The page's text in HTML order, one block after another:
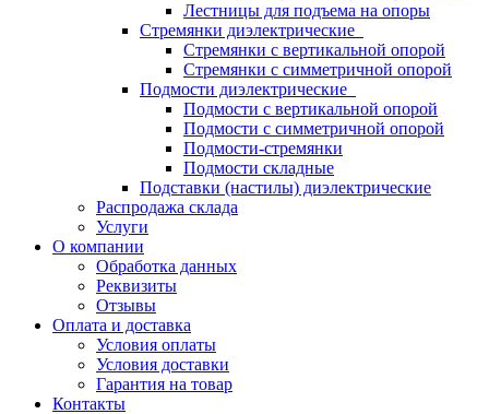
Лестницы для подъема на опоры
Стремянки диэлектрические
Стремянки с вертикальной опорой
Стремянки с симметричной опорой
Подмости диэлектрические
Подмости с вертикальной опорой
Подмости с симметричной опорой
Подмости-стремянки
Подмости складные
Подставки (настилы) диэлектрические
Распродажа склада
Услуги
О компании
Обработка данных
Реквизиты
Отзывы
Оплата и доставка
Условия оплаты
Условия доставки
Гарантия на товар
Контакты